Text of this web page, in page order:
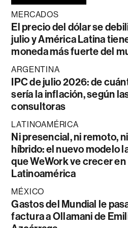
MERCADOS
El precio del dólar se
julio y América Latina
moneda más fuerte del
ARGENTINA
IPC de julio 2026: de
sería la inflación, según
consultoras
LATINOAMÉRICA
Ni presencial, ni remoto, ni
híbrido: el nuevo modelo
que WeWork ve crecer en
Latinoamérica
MÉXICO
Gastos del Mundial le
factura a Ollamani de